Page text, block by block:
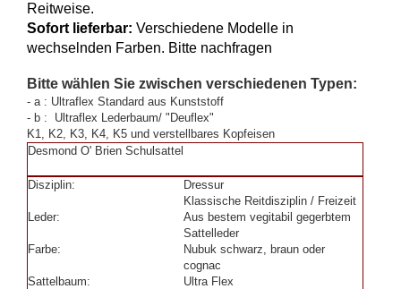
Reitweise.
Sofort lieferbar: Verschiedene Modelle in
wechselnden Farben. Bitte nachfragen
Bitte wählen Sie zwischen verschiedenen Typen:
- a : Ultraflex Standard aus Kunststoff
- b : Ultraflex Lederbaum/ "Deuflex"
K1, K2, K3, K4, K5 und verstellbares Kopfeisen
Desmond O' Brien Schulsattel
Disziplin:
Dressur
Klassische Reitdisziplin / Freizeit
Leder:
Aus bestem vegitabil gegerbtem
Sattelleder
Farbe:
Nubuk schwarz, braun oder
cognac
Sattelbaum:
Ultra Flex